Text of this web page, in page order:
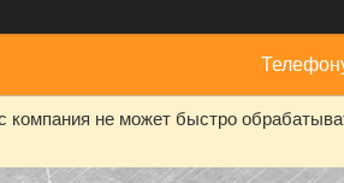
компания не может быстро